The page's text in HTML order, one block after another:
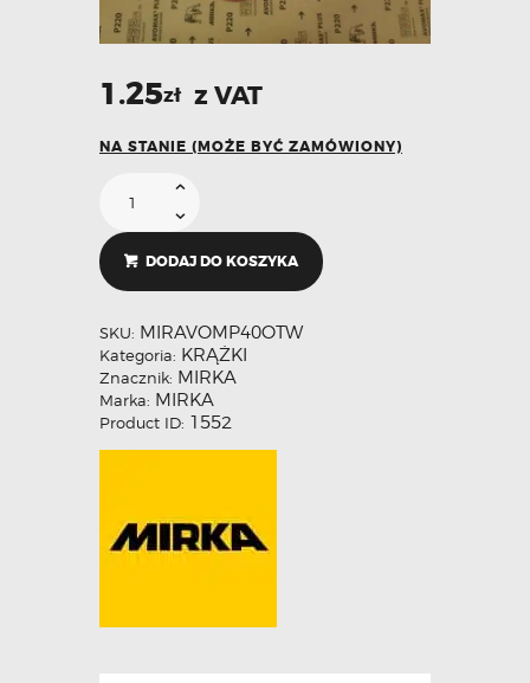
1.25zł z VAT
NA STANIE (MOŻE BYĆ ZAMÓWIONY)
DODAJ DO KOSZYKA
SKU: MIRAVOMP40OTW
Kategoria: KRĄŻKI
Znacznik: MIRKA
Marka: MIRKA
Product ID: 1552